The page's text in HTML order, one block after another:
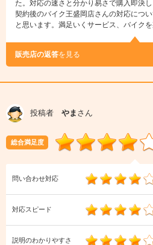
た。対応の速さと分かり易さで購入即決
契約後のバイク王盛岡店さんの対応につ
と思います。満足いくサービス、バイク
販売店の返答を見る
投稿者 やま さん
総合満足度
問い合わせ対応
対応スピード
説明のわかりやすさ